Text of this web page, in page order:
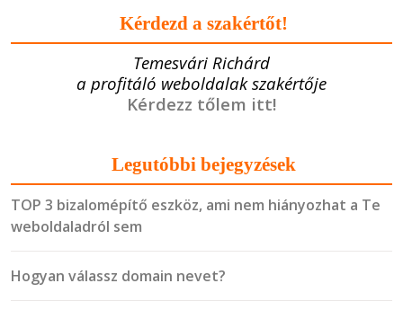
Kérdezd a szakértőt!
Temesvári Richárd
a profitáló weboldalak szakértője
Kérdezz tőlem itt!
Legutóbbi bejegyzések
TOP 3 bizalomépítő eszköz, ami nem hiányozhat a Te
weboldaladról sem
Hogyan válassz domain nevet?